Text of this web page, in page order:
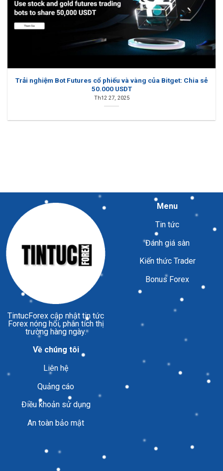
Trải nghiệm Bot Futures cổ phiếu và vàng của Bitget: Chia sẻ
50.000 USDT
Th12 27, 2025
TintucForex cập nhật tin tức
Forex nóng hổi, phân tích thị
trường hàng ngày.
Menu
Tin tức
Đánh giá sàn
Kiến thức Trader
Bonus Forex
Về chúng tôi
Liên hệ
Quảng cáo
Điều khoản sử dụng
An toàn bảo mật